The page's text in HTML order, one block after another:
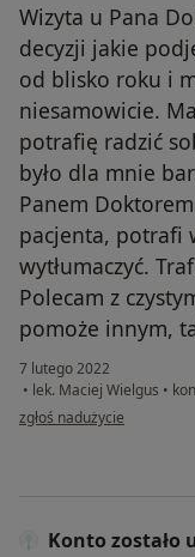
Wizyta u Pana
decyzji jakie
od blisko roku i
niesamowicie.
potrafię radzić
było dla mnie
Panem
pacjenta, potrafi
wytłumaczyć.
Polecam z
pomoże innym,
7 lutego 2022
• lek. Maciej Wielgus •
w opinii użytkownika Sabina
zgłoś nadużycie
Konto zostało